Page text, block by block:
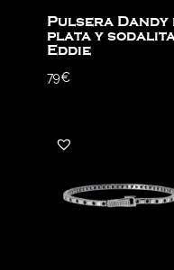
Pulsera Dandy
plata y sodalita
Eddie
79€